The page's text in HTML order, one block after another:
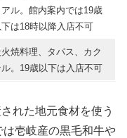
アル。館内案内では19歳
下は18時以降入店不可
火焼料理、タパス、カク
ル。19歳以下は入店不可
れた地元食材を使う
壱岐産の黒毛和牛や